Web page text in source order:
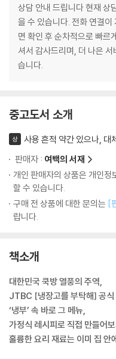
상담 안내 드립니다 현재 상
을 수 있습니다. 전화 연결
면 확인 후 순차적으로 빠르
셔서 감사드리며, 더 나은
습니다.
중고도서 소개
상
사용 흔적 약간 있으나, 대
판매자 : 여백의 서재
개인 판매자의 상품은 개인정
할 수 있습니다.
구매 전 상품에 대한 문의는 [
랍니다.
책소개
대한민국 쿡방 열풍의 주역,
JTBC [냉장고를 부탁해] 공식
‘냉부’ 속 바로 그 메뉴,
가정식 레시피로 직접 만들어
훌륭한 요리 재료는 이미 집 안